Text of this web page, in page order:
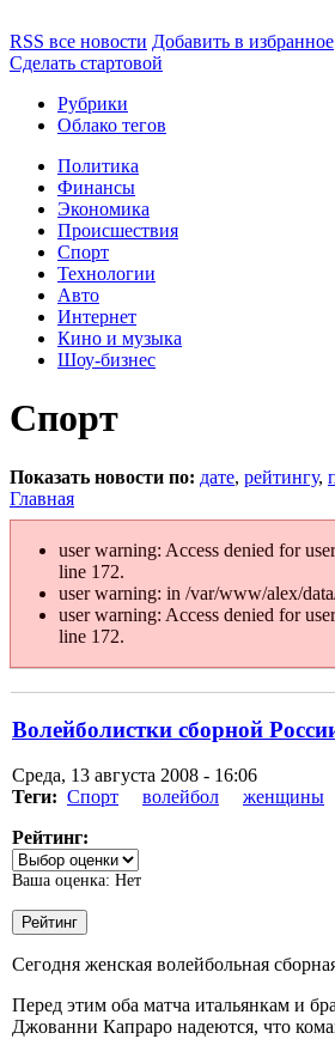
RSS все новости Добавить в избранное
Сделать стартовой
Рубрики
Облако тегов
Политика
Финансы
Экономика
Происшествия
Спорт
Технологии
Авто
Интернет
Кино и музыка
Шоу-бизнес
Спорт
Показать новости по: дате, рейтингу,
Главная
user warning: Access denied for
line 172.
user warning: in /var/www/alex/
user warning: Access denied for
line 172.
Волейболистки сборной
Среда, 13 августа 2008 - 16:06
Теги: Спорт волейбол женщины
Рейтинг:
Ваша оценка: Нет
Сегодня женская волейбольная
Перед этим оба матча итальянкам и
Джованни Капраро надеются, что